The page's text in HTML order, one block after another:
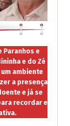
Paranhos e
e do Zé
ambiente
a presença
e já se
recordar e